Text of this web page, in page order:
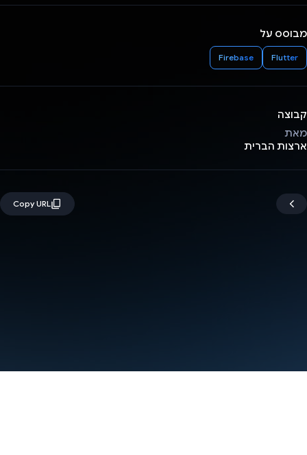
מבוסס על
Flutter
Firebase
קבוצה
מאת
ארצות הברית